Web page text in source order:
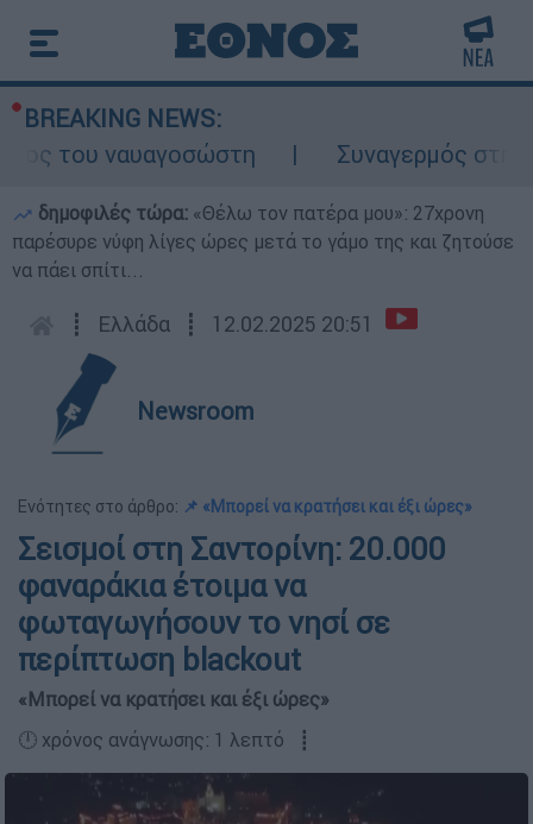
BREAKING NEWS:
του ναυαγοσώστη
Συναγερμός στην
δημοφιλές τώρα: «Θέλω τον πατέρα μου»: 27χρονη
παρέσυρε νύφη λίγες ώρες μετά το γάμο της και ζητούσε
να πάει σπίτι...
┋ Ελλάδα ┋ 12.02.2025 20:51
Newsroom
Ενότητες στο άρθρο: 📌 «Μπορεί να κρατήσει και έξι ώρες»
Σεισμοί στη Σαντορίνη: 20.000
φαναράκια έτοιμα να
φωταγωγήσουν το νησί σε
περίπτωση blackout
«Μπορεί να κρατήσει και έξι ώρες»
🕛 χρόνος ανάγνωσης: 1 λεπτό ┋